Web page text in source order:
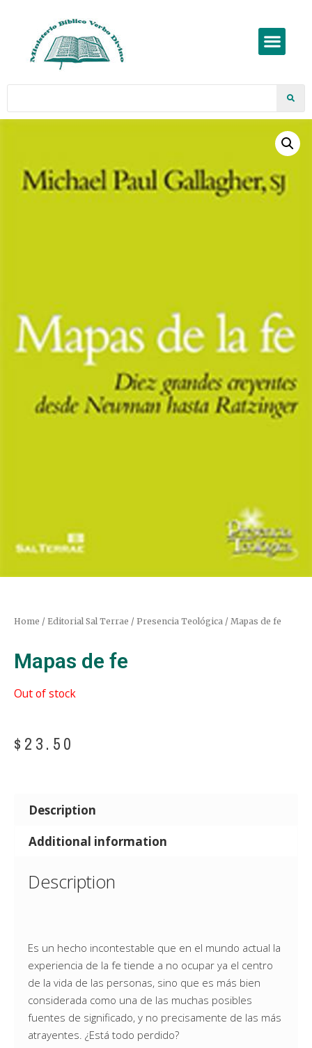
Home / Editorial Sal Terrae / Presencia Teológica / Mapas de fe
Mapas de fe
Out of stock
$ 23.50
Description
Additional information
Description
Es un hecho incontestable que en el mundo actual la
experiencia de la fe tiende a no ocupar ya el centro
de la vida de las personas, sino que es más bien
considerada como una de las muchas posibles
fuentes de significado, y no precisamente de las más
atrayentes. ¿Está todo perdido?